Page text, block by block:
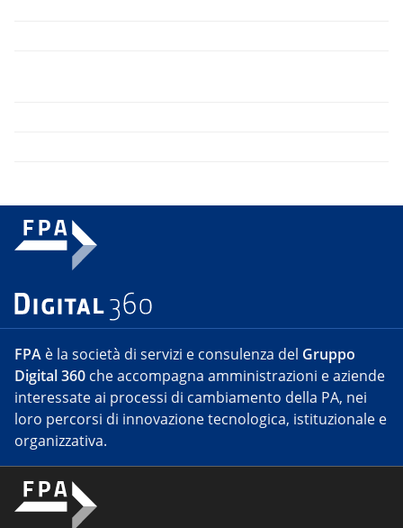
FPA è la società di servizi e consulenza del Gruppo
Digital 360 che accompagna amministrazioni e aziende
interessate ai processi di cambiamento della PA, nei
loro percorsi di innovazione tecnologica, istituzionale e
organizzativa.